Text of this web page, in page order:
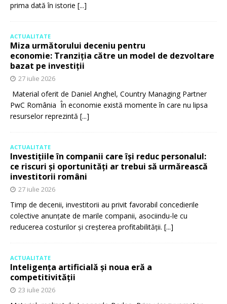
prima dată în istorie [...]
ACTUALITATE
Miza următorului deceniu pentru
economie: Tranziția către un model de dezvoltare
bazat pe investiții
27 iulie 2026
Material oferit de Daniel Anghel, Country Managing Partner
PwC România În economie există momente în care nu lipsa
resurselor reprezintă [...]
ACTUALITATE
Investițiile în companii care își reduc personalul:
ce riscuri și oportunități ar trebui să urmărească
investitorii români
27 iulie 2026
Timp de decenii, investitorii au privit favorabil concedierile
colective anunțate de marile companii, asociindu-le cu
reducerea costurilor și creșterea profitabilității. [...]
ACTUALITATE
Inteligența artificială și noua eră a
competitivității
23 iulie 2026